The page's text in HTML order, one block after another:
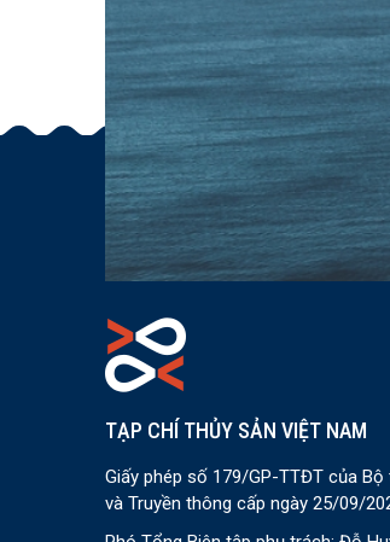
TẠP CHÍ THỦY SẢN VIỆT NAM
Giấy phép số 179/GP-TTĐT của Bộ
và Truyền thông cấp ngày 25/09/